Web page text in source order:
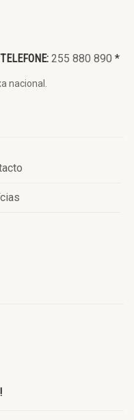
TELEFONE: 255 880 890 *
nacional.